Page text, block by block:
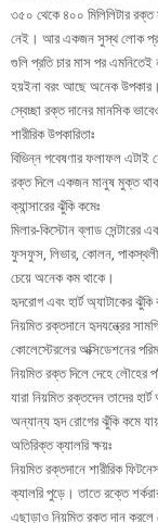
৩৫০ থেকে ৪০০ মিলিলিটার রক্ত
নেই। আর একজন সুস্থ লোক প্রতি
গুলি প্রতি চার মাস পর
হয়ইনা বরং আছে অনেক উপকার।
স্বেচ্ছা রক্ত দানের মানসিক
শারীরিক উপকারিতাঃ
বিভিন্ন গবেষণার ফলাফল এটাই
রক্ত দিলে একজন মানুষ মুক্ত
ক্যান্সারের ঝুঁকি কমেঃ
মিলার-কিস্টোন ব্লাড সেন্টারের
ফুসফুস, লিভার, কোলন, পাকস্থলী
চেয়ে অনেক কম থাকে।
হৃদরোগ এবং হার্ট অ্যাটাকের ঝুঁকি
নিয়মিত রক্তদানে হৃদযন্ত্রের
কোলেস্টেরলের অক্সিডেশনের
নিয়মিত রক্ত দিলে দেহে লৌহের
যারা নিয়মিত রক্তদেন তাদের
অন্যান্য হৃদ রোগের ঝুঁকি কমে
অতিরিক্ত ক্যালরি ক্ষয়ঃ
নিয়মিত রক্তদানে শারীরিক
ক্যালরি পুড়ে। তাতে রক্তে
এছাড়াও নিয়মিত রক্ত দান করলে